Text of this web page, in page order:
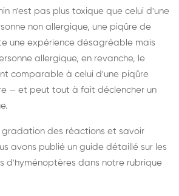
n'est pas plus toxique que celui d'une
non allergique, une piqûre de
une expérience désagréable mais
allergique, en revanche, le
comparable à celui d'une piqûre
— et peut tout à fait déclencher un
gradation des réactions et savoir
avons publié un guide détaillé sur les
d'hyménoptères dans notre rubrique